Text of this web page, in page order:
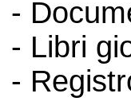
-
- Libri
-